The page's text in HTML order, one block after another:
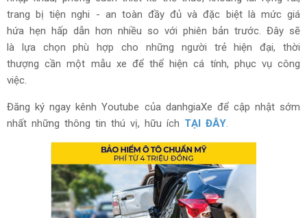
trang bị tiện nghi - an toàn đầy đủ và đặc biệt là mức giá
hứa hẹn hấp dẫn hơn nhiều so với phiên bản trước. Đây sẽ
là lựa chọn phù hợp cho những người trẻ hiện đại, thời
thượng cần một mẫu xe để thể hiện cá tính, phục vụ công
việc.
Đăng ký ngay kênh Youtube của danhgiaXe để cập nhật sớm
nhất những thông tin thú vị, hữu ích TẠI ĐÂY.